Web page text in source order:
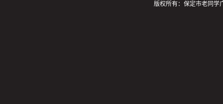
版权所有：保定市老同学